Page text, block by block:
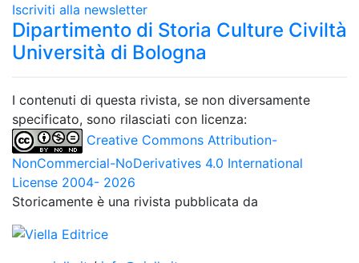
Iscriviti alla newsletter
Dipartimento di Storia Culture Civiltà
Università di Bologna
I contenuti di questa rivista, se non diversamente
specificato, sono rilasciati con licenza:
Creative Commons Attribution-
NonCommercial-NoDerivatives 4.0 International
License 2004- 2026
Storicamente è una rivista pubblicata da